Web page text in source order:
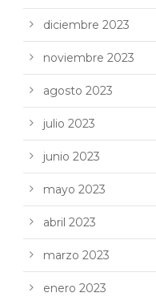
diciembre 2023
noviembre 2023
agosto 2023
julio 2023
junio 2023
mayo 2023
abril 2023
marzo 2023
enero 2023